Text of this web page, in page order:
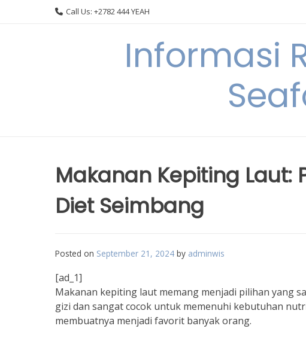
Call Us: +2782 444 YEAH
Informasi
Makanan Kepiting Laut:
Diet Seimbang
Posted on September 21, 2024 by adminwis
[ad_1]
Makanan kepiting laut memang menjadi pilihan yang
gizi dan sangat cocok untuk memenuhi kebutuhan
membuatnya menjadi favorit banyak orang.